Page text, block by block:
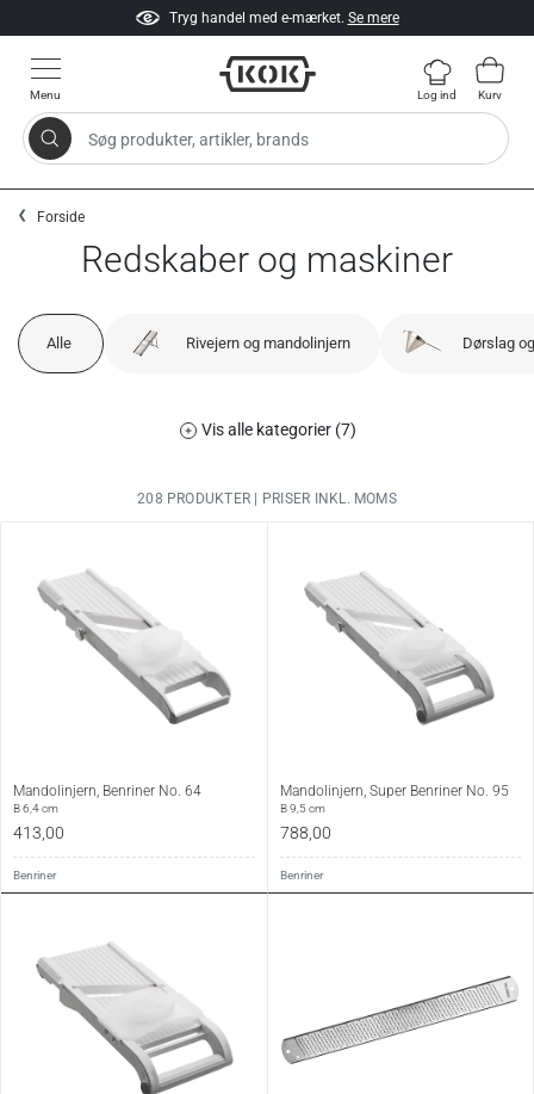
Tryg handel med e-mærket. Se mere
Menu
Søg produkter, artikler, brands
Log ind Kurv
Forside
Redskaber og maskiner
Alle Rivejern og mandolinjern Dørslag
Vis alle kategorier (7)
208 PRODUKTER | PRISER INKL. MOMS
Mandolinjern, Benriner No. 64
B 6,4 cm
413,00
Benriner
Mandolinjern, Super Benriner No. 95
B 9,5 cm
788,00
Benriner